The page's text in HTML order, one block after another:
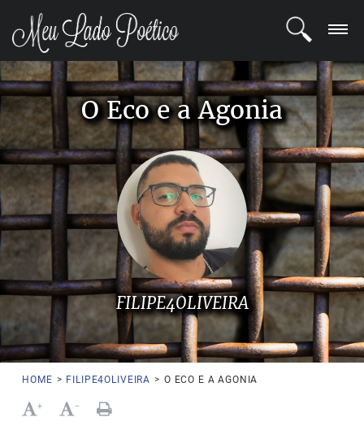
LOGIN
REGISTRO
POETAS
BLOG
COMUNIDADE
O Eco e a Agonia
FILIPE4OLIVEIRA
HOME > FILIPE4OLIVEIRA > O ECO E A AGONIA
+ -